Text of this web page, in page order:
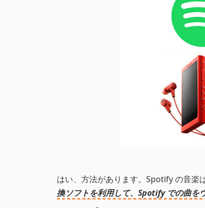
はい、方法があります。Spotify の音楽
換ソフトを利用して、Spotify での曲を